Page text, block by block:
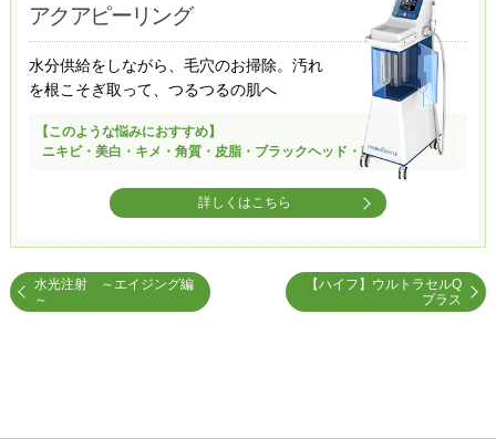
アクアピーリング
水分供給をしながら、毛穴のお掃除。汚れ
を根こそぎ取って、つるつるの肌へ
【このような悩みにおすすめ】
ニキビ・美白・キメ・角質・皮脂・ブラックヘッド・乾燥
詳しくはこちら
【ハイフ】ウルトラセルQ
プラス
水光注射 ～エイジング編
～